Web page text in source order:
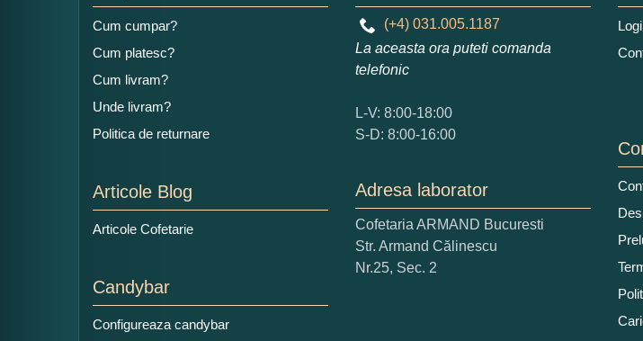
Adaugati o parere despre acest
Ce nota acordati acestui produs?
1 2 3 4
Nu tocmai bun
Cum cumpar?
Cum platesc?
Cum livram?
Unde livram?
Politica de returnare
Articole Blog
Articole Cofetarie
Candybar
Configureaza candybar
(+4) 031.005.1187
La aceasta ora puteti comanda
telefonic
L-V: 8:00-18:00
S-D: 8:00-16:00
Adresa laborator
Cofetaria ARMAND Bucuresti
Str. Armand Călinescu
Nr.25, Sec. 2